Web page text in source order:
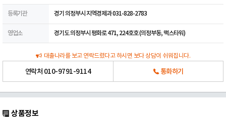
등록기관 경기 의정부시 지역경제과 031-828-2783
영업소 경기도 의정부시 평화로 471, 224호호 (의정부동, 맥스타워)
대출나라를 보고 연락드렸다고 하시면 보다 상담이 쉬워집니다.
연락처 010-9791-9114 통화하기
상품정보